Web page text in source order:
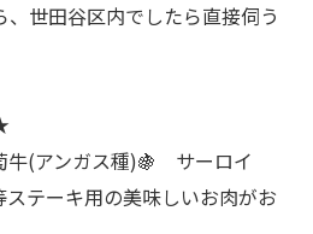
、世田谷区内でしたら直接伺う
牛(アンガス種)🍇 サーロイ
テーキ用の美味しいお肉がお